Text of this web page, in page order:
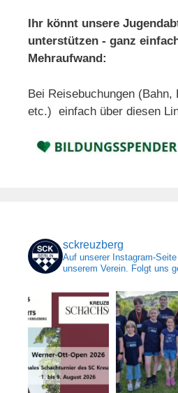
Ihr könnt unsere
unterstützen - ganz
Mehraufwand:
Bei Reisebuchungen (Bahn,
etc.) einfach über diesen
sckreuzberg
Auf unserer Instagram-
unserem Verein. Folgt uns